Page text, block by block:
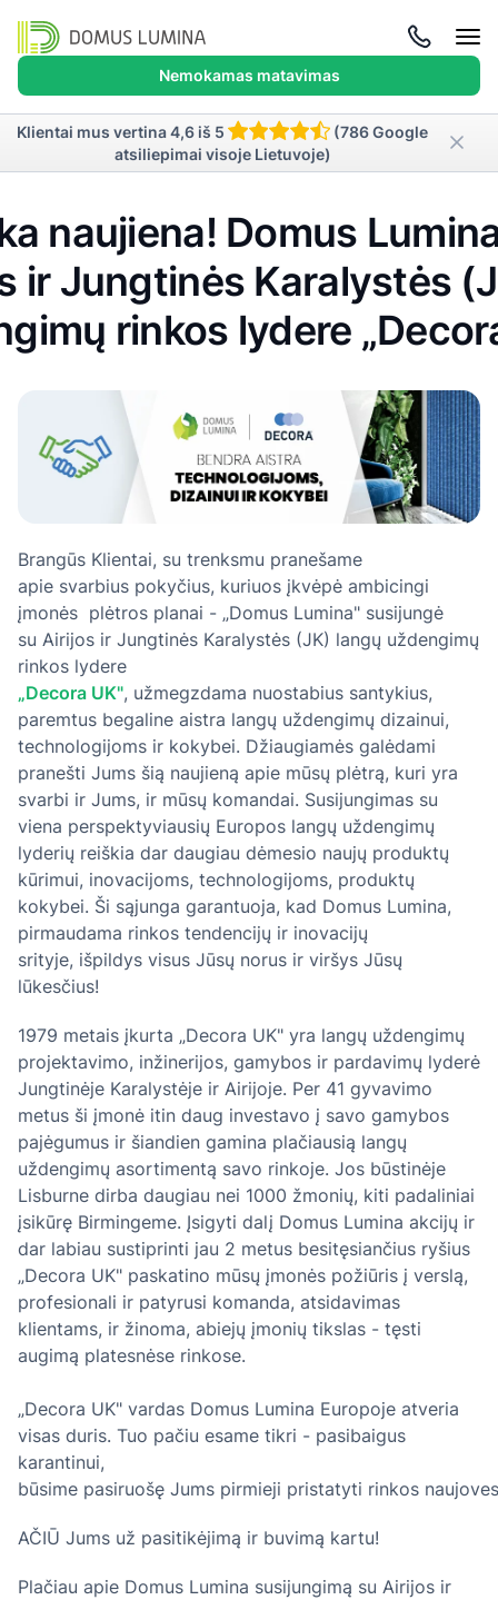
Nemokamas matavimas
Klientai mus vertina 4,6 iš 5
(786 Google
atsiliepimai visoje Lietuvoje)
naujiena! Domus
ir Jungtinės Karalystės
rinkos lydere
Brangūs Klientai, su trenksmu pranešame
apie svarbius pokyčius, kuriuos įkvėpė ambicingi
įmonės plėtros planai - „Domus Lumina" susijungė
su Airijos ir Jungtinės Karalystės (JK) langų uždengimų
rinkos lydere
„Decora UK", užmegzdama nuostabius santykius,
paremtus begaline aistra langų uždengimų dizainui,
technologijoms ir kokybei. Džiaugiamės galėdami
pranešti Jums šią naujieną apie mūsų plėtrą, kuri yra
svarbi ir Jums, ir mūsų komandai. Susijungimas su
viena perspektyviausių Europos langų uždengimų
lyderių reiškia dar daugiau dėmesio naujų produktų
kūrimui, inovacijoms, technologijoms, produktų
kokybei. Ši sąjunga garantuoja, kad Domus Lumina,
pirmaudama rinkos tendencijų ir inovacijų
srityje, išpildys visus Jūsų norus ir viršys Jūsų
lūkesčius!
1979 metais įkurta „Decora UK" yra langų uždengimų
projektavimo, inžinerijos, gamybos ir pardavimų lyderė
Jungtinėje Karalystėje ir Airijoje. Per 41 gyvavimo
metus ši įmonė itin daug investavo į savo gamybos
pajėgumus ir šiandien gamina plačiausią langų
uždengimų asortimentą savo rinkoje. Jos būstinėje
Lisburne dirba daugiau nei 1000 žmonių, kiti padaliniai
įsikūrę Birmingeme. Įsigyti dalį Domus Lumina akcijų ir
dar labiau sustiprinti jau 2 metus besitęsiančius ryšius
„Decora UK" paskatino mūsų įmonės požiūris į verslą,
profesionali ir patyrusi komanda, atsidavimas
klientams, ir žinoma, abiejų įmonių tikslas - tęsti
augimą platesnėse rinkose.
„Decora UK" vardas Domus Lumina Europoje atveria
visas duris. Tuo pačiu esame tikri - pasibaigus
karantinui,
būsime pasiruošę Jums pirmieji pristatyti rinkos
AČIŪ Jums už pasitikėjimą ir buvimą kartu!
Plačiau apie Domus Lumina susijungimą su Airijos ir